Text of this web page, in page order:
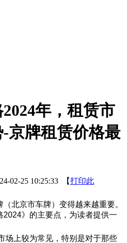
年，租赁市
京牌租赁价格最
02-25 10:25:33 【打印此
北京市车牌）变得越来越重要。
》的主要点，为读者提供一
场上较为常见，特别是对于那些